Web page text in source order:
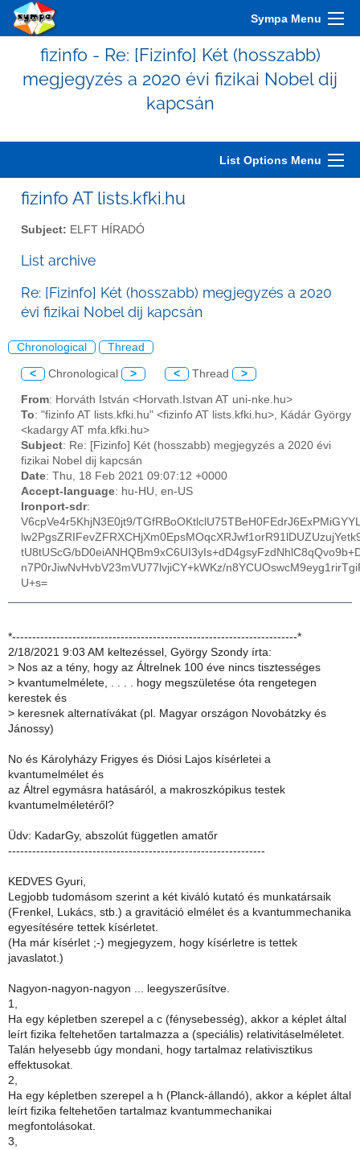
Sympa Menu
fizinfo - Re: [Fizinfo] Két (hosszabb)
megjegyzés a 2020 évi fizikai Nobel dij
kapcsán
List Options Menu
fizinfo AT lists.kfki.hu
Subject: ELFT HÍRADÓ
List archive
Re: [Fizinfo] Két (hosszabb) megjegyzés a 2020
évi fizikai Nobel dij kapcsán
Chronological Thread
< Chronological > < Thread >
From: Horváth István <Horvath.Istvan AT uni-nke.hu>
To: "fizinfo AT lists.kfki.hu" <fizinfo AT lists.kfki.hu>, Kádár György
<kadargy AT mfa.kfki.hu>
Subject: Re: [Fizinfo] Két (hosszabb) megjegyzés a 2020 évi
fizikai Nobel dij kapcsán
Date: Thu, 18 Feb 2021 09:07:12 +0000
Accept-language: hu-HU, en-US
Ironport-sdr:
V6cpVe4r5KhjN3E0jt9/
tU8tUScG/
n7P0rJiwNvHvbV23mVU77lvjiCY+kWKz/
U+s=
*-----------------------------------------------------------------------*
2/18/2021 9:03 AM keltezéssel, György Szondy írta:
> Nos az a tény, hogy az Áltrelnek 100 éve nincs tisztességes
> kvantumelmélete, . . . . hogy megszületése óta rengetegen
kerestek és
> keresnek alternatívákat (pl. Magyar országon Novobátzky és
Jánossy)
No és Károlyházy Frigyes és Diósi Lajos kísérletei a
kvantumelmélet és
az Áltrel egymásra hatásáról, a makroszkópikus testek
kvantumelméletéről?
Üdv: KadarGy, abszolút független amatőr
----------------------------------------------------------------
KEDVES Gyuri,
Legjobb tudomásom szerint a két kiváló kutató és munkatársaik
(Frenkel, Lukács, stb.) a gravitáció elmélet és a kvantummechanika
egyesítésére tettek kísérletet.
(Ha már kísérlet ;-) megjegyzem, hogy kísérletre is tettek
javaslatot.)
Nagyon-nagyon-nagyon ... leegyszerűsítve.
1,
Ha egy képletben szerepel a c (fénysebesség), akkor a képlet által
leírt fizika feltehetően tartalmazza a (speciális) relativitáselméletet.
Talán helyesebb úgy mondani, hogy tartalmaz relativisztikus
effektusokat.
2,
Ha egy képletben szerepel a h (Planck-állandó), akkor a képlet által
leírt fizika feltehetően tartalmaz kvantummechanikai
megfontolásokat.
3,